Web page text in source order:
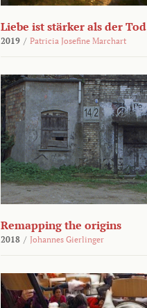
Liebe ist stärker als der Tod
2019 / Patricia Josefine Marchart
Remapping the origins
2018 / Johannes Gierlinger